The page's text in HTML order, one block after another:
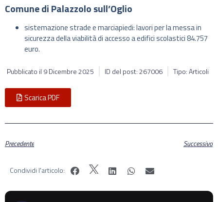
Comune di Palazzolo sull’Oglio
sistemazione strade e marciapiedi: lavori per la messa in
sicurezza della viabilità di accesso a edifici scolastici 84.757
euro.
Pubblicato il 9 Dicembre 2025 ID del post: 267006 Tipo: Articoli
Scarica PDF
Precedente Successivo
Condividi l'articolo: